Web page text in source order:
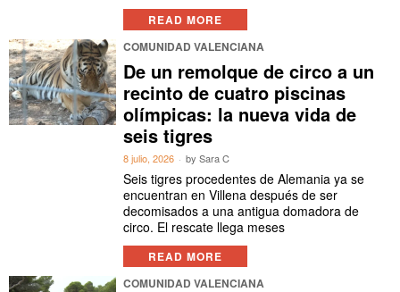
READ MORE
COMUNIDAD VALENCIANA
De un remolque de circo a un
recinto de cuatro piscinas
olímpicas: la nueva vida de
seis tigres
8 julio, 2026 bySara C
Seis tigres procedentes de Alemania ya se
encuentran en Villena después de ser
decomisados a una antigua domadora de
circo. El rescate llega meses
READ MORE
COMUNIDAD VALENCIANA